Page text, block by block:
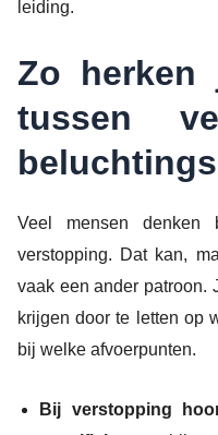
leiding.
Zo herken
tussen
Veel mensen denken
verstopping. Dat kan,
vaak een ander patroon.
krijgen door te letten op
bij welke afvoerpunten.
Bij verstopping